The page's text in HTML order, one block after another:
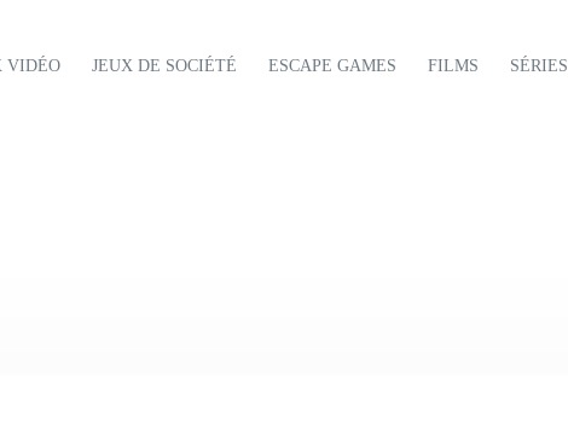
VIDÉO JEUX DE SOCIÉTÉ ESCAPE GAMES FILMS SÉRIES